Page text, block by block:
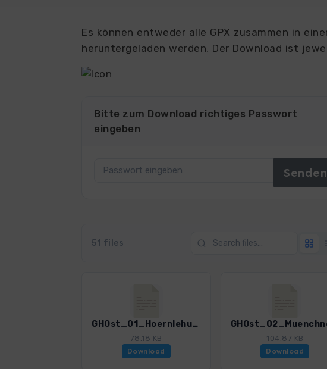
Es können entweder alle GPX zusammen in
heruntergeladen werden. Der Download ist
Bitte zum Download richtiges Passwort
eingeben
51 files
GHOst_01_Hoernlehuette.gpx
78.18 KB
Download
104.87 KB
Download